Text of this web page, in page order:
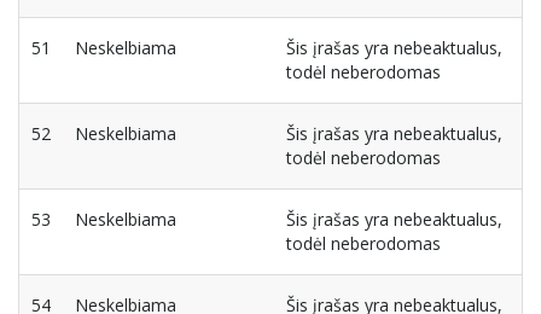
51 Neskelbiama
Šis įrašas yra nebeaktualus,
todėl neberodomas
52 Neskelbiama
Šis įrašas yra nebeaktualus,
todėl neberodomas
53 Neskelbiama
Šis įrašas yra nebeaktualus,
todėl neberodomas
54 Neskelbiama
Šis įrašas yra nebeaktualus,